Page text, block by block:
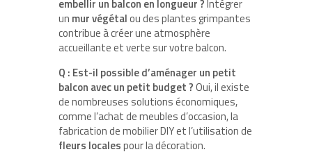
embellir un balcon en longueur ?Intégrer
un mur végétalou des plantes grimpantes
contribue à créer une atmosphère
accueillante et verte sur votre balcon.
Q : Est-il possible d’aménager un petit
balcon avec un petit budget ?Oui, il existe
de nombreuses solutions économiques,
comme l’achat de meubles d’occasion, la
fabrication de mobilier DIY et l’utilisation de
fleurs localespour la décoration.